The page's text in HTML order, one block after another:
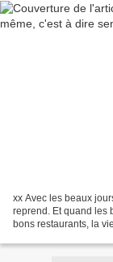
xx Avec les beaux
reprend. Et quand les
bons restaurants, la